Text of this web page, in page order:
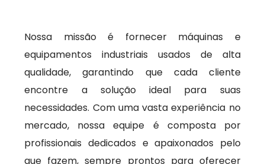
Nossa missão é fornecer máquinas e
equipamentos industriais usados de alta
qualidade, garantindo que cada cliente
encontre a solução ideal para suas
necessidades. Com uma vasta experiência no
mercado, nossa equipe é composta por
profissionais dedicados e apaixonados pelo
que fazem, sempre prontos para oferecer